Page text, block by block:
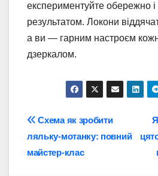
експериментуйте обережно
результатом. Локони
а ви — гарним настроєм
дзеркалом.
Навігація
записів
Схема як зробити
ляльку-мотанку: повний
майстер-клас